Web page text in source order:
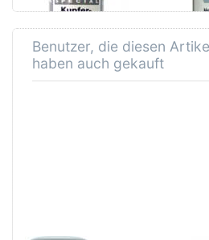
Benutzer, die diesen
haben auch gekauft